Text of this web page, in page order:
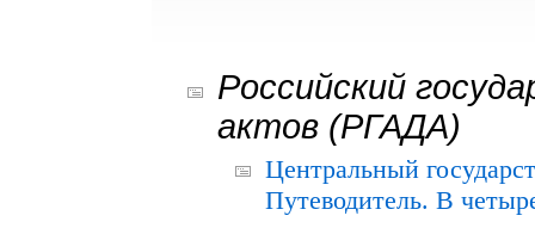
Российский
актов (РГАДА)
Центральный
Путеводитель. В